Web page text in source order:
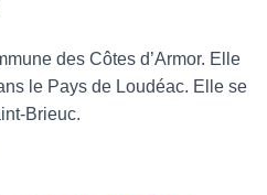
des Côtes d’Armor. Elle
le Pays de Loudéac. Elle se
Brieuc.